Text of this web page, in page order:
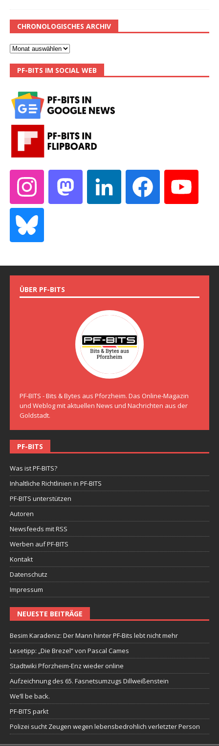
CHRONOLOGISCHES ARCHIV
PF-BITS IM SOCIAL WEB
ÜBER PF-BITS
PF-BITS - Bits & Bytes aus Pforzheim. Das Online-Magazin
und Weblog mit aktuellen News und Nachrichten aus der
Goldstadt.
PF-BITS
Was ist PF-BITS?
Inhaltliche Richtlinien in PF-BITS
PF-BITS unterstützen
Autoren
Newsfeeds mit RSS
Werben auf PF-BITS
Kontakt
Datenschutz
Impressum
NEUESTE BEITRÄGE
Besim Karadeniz: Der Mann hinter PF-Bits lebt nicht mehr
Lesetipp: „Die Brezel“ von Pascal Cames
Stadtwiki Pforzheim-Enz wieder online
Aufzeichnung des 65. Fasnetsumzugs Dillweißenstein
We’ll be back.
PF-BITS parkt
Polizei sucht Zeugen wegen lebensbedrohlich verletzter Person